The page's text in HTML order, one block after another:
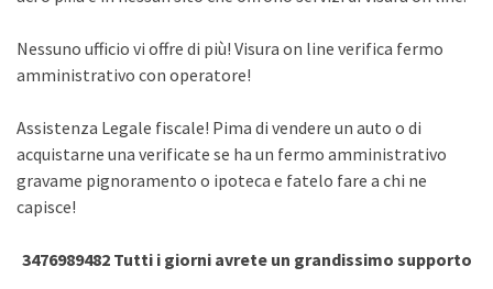
Nessuno ufficio vi offre di più! Visura on line verifica fermo
amministrativo con operatore!
Assistenza Legale fiscale! Pima di vendere un auto o di
acquistarne una verificate se ha un fermo amministrativo
gravame pignoramento o ipoteca e fatelo fare a chi ne
capisce!
3476989482 Tutti i giorni avrete un grandissimo supporto